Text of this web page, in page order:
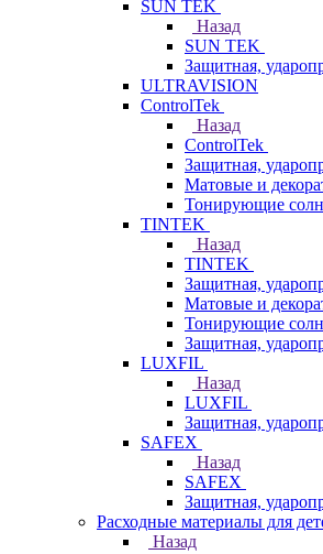
SUN TEK
Назад
SUN TEK
Защитная,
ULTRAVISION
ControlTek
Назад
ControlTek
Защитная,
Матовые и
Тонирующие
TINTEK
Назад
TINTEK
Защитная,
Матовые и
Тонирующие
Защитная,
LUXFIL
Назад
LUXFIL
Защитная,
SAFEX
Назад
SAFEX
Защитная,
Расходные материалы для
Назад